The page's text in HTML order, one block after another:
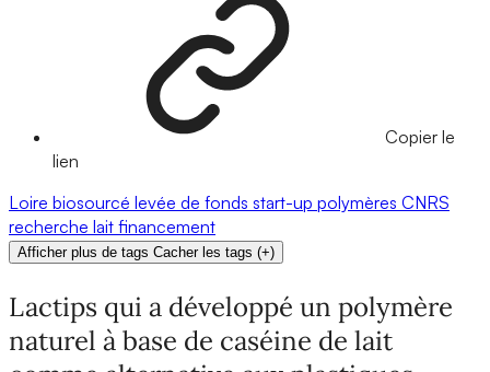
Copier le
lien
Loire biosourcé levée de fonds start-up polymères CNRS
recherche lait financement
Afficher plus de tags Cacher les tags (+)
Lactips qui a développé un polymère
naturel à base de caséine de lait